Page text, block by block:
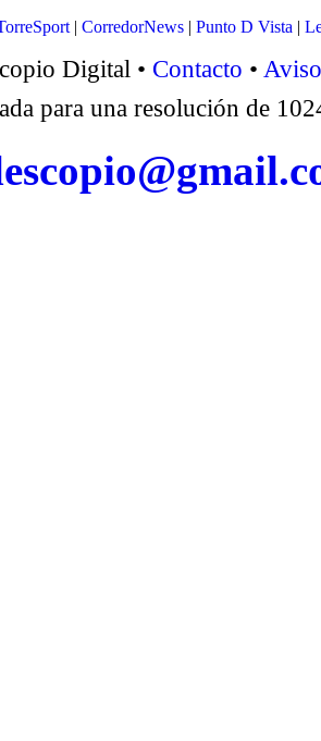
| CorredorNews | Punto D Vista |
Digital • Contacto •
para una resolución de